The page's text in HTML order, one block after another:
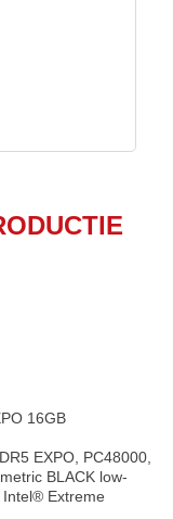
16GB
EXPO, PC48000,
BLACK low-
Extreme